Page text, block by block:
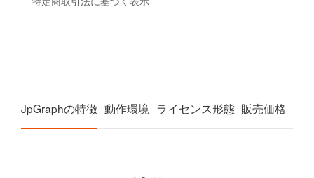
JpGraphの特徴 動作環境 ライセンス形態 販売価格